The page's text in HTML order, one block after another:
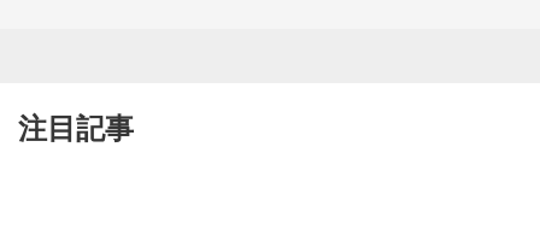
注目記事